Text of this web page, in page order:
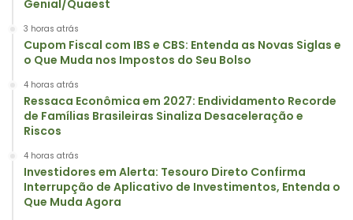
Genial/Quaest
3 horas atrás
Cupom Fiscal com IBS e CBS: Entenda as Novas Siglas e
o Que Muda nos Impostos do Seu Bolso
4 horas atrás
Ressaca Econômica em 2027: Endividamento Recorde
de Famílias Brasileiras Sinaliza Desaceleração e
Riscos
4 horas atrás
Investidores em Alerta: Tesouro Direto Confirma
Interrupção de Aplicativo de Investimentos, Entenda o
Que Muda Agora